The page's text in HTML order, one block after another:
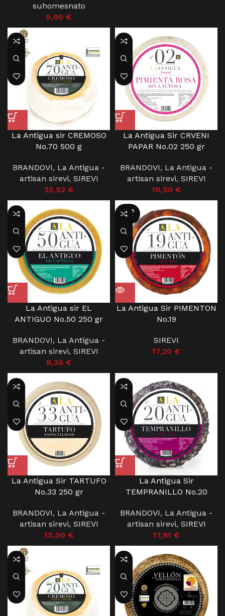
suhomesnato
5,00 €
La Antigua sir CREMOSO
No.70 500 g
BRANDOVI, La Antigua -
artisan sirevi, SIREVI
23,52 €
La Antigua Sir CRVENI
PAPAR No.02 250 gr
BRANDOVI, La Antigua -
artisan sirevi, SIREVI
10,50 €
La Antigua sir EL
ANTIGUO No.50 250 gr
BRANDOVI, La Antigua -
artisan sirevi, SIREVI
8,30 €
SOLD
OUT
La Antigua Sir PIMENTON
No.19
SIREVI
17,20 €
La Antigua Sir TARTUFO
No.33 250 gr
BRANDOVI, La Antigua -
artisan sirevi, SIREVI
15,00 €
La Antigua Sir
TEMPRANILLO No.20
BRANDOVI, La Antigua -
artisan sirevi, SIREVI
17,91 €